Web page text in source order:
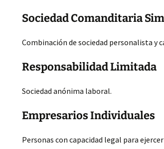
Sociedad Comanditaria
Combinación de sociedad personalista y
Responsabilidad Limitada
Sociedad anónima laboral.
Empresarios Individuales
Personas con capacidad legal para